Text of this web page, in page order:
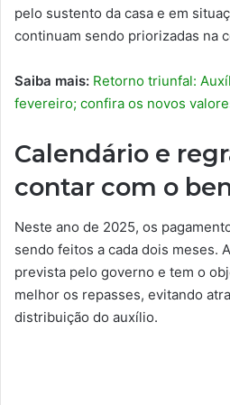
pelo sustento da casa e em
continuam sendo priorizadas na
Saiba mais: Retorno triunfal:
fevereiro; confira os novos
Calendário e
contar com o
Neste ano de 2025, os
sendo feitos a cada dois meses.
prevista pelo governo e tem o
melhor os repasses, evitando
distribuição do auxílio.